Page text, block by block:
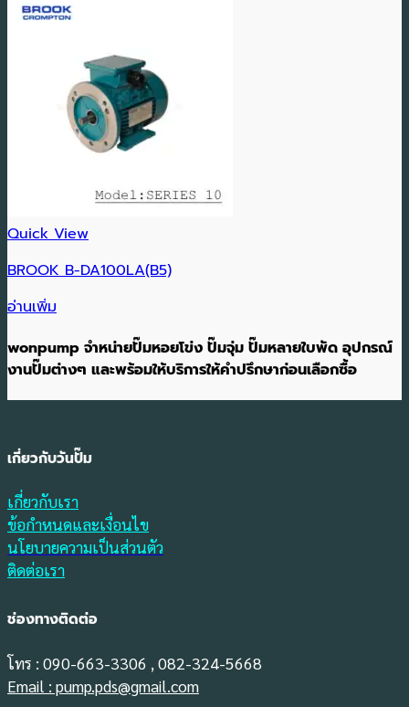
Quick View
BROOK B-DA100LA(B5)
อ่านเพิ่ม
wonpump จำหน่ายปั๊มหอยโข่ง ปั๊มจุ่ม ปั๊มหลายใบพัด อุปกรณ์
งานปั๊มต่างๆ และพร้อมให้บริการให้คำปรึกษาก่อนเลือกซื้อ
เกี่ยวกับวันปั๊ม
เกี่ยวกับเรา
ข้อกำหนดและเงื่อนไข
นโยบายความเป็นส่วนตัว
ติดต่อเรา
ช่องทางติดต่อ
โทร : 090-663-3306 , 082-324-5668
Email : pump.pds@gmail.com